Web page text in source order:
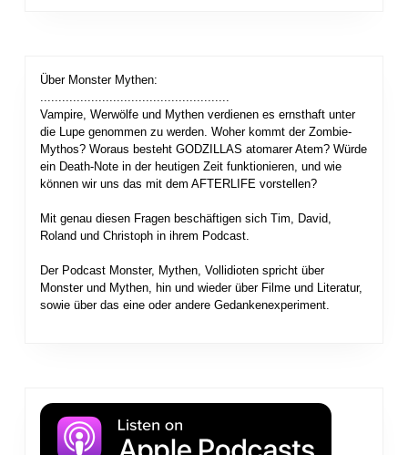
Über Monster Mythen:
....................................................
Vampire, Werwölfe und Mythen verdienen es ernsthaft unter
die Lupe genommen zu werden. Woher kommt der Zombie-
Mythos? Woraus besteht GODZILLAS atomarer Atem? Würde
ein Death-Note in der heutigen Zeit funktionieren, und wie
können wir uns das mit dem AFTERLIFE vorstellen?
Mit genau diesen Fragen beschäftigen sich Tim, David,
Roland und Christoph in ihrem Podcast.
Der Podcast Monster, Mythen, Vollidioten spricht über
Monster und Mythen, hin und wieder über Filme und Literatur,
sowie über das eine oder andere Gedankenexperiment.